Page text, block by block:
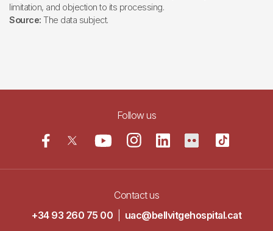
limitation, and objection to its processing.
Source: The data subject.
Follow us
Contact us
+34 93 260 75 00
uac@bellvitgehospital.cat